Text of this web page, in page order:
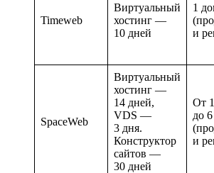
Timeweb
Виртуальный
хостинг —
10 дней
1
и
SpaceWeb
Виртуальный
хостинг —
14 дней,
VDS —
3 дня.
Конструктор
сайтов —
30 дней
От 1
до
и